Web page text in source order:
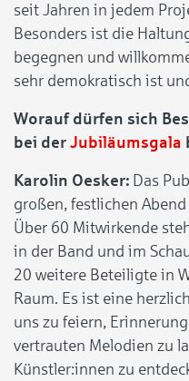
seit Jahren in jedem
Besonders ist die
begegnen und
sehr demokratisch ist
Worauf dürfen sich
bei der Jubiläumsgala
Karolin Oesker: Das
großen, festlichen
Über 60 Mitwirkende
in der Band und im
20 weitere Beteiligte in
Raum. Es ist eine
uns zu feiern,
vertrauten Melodien zu
Künstler:innen zu